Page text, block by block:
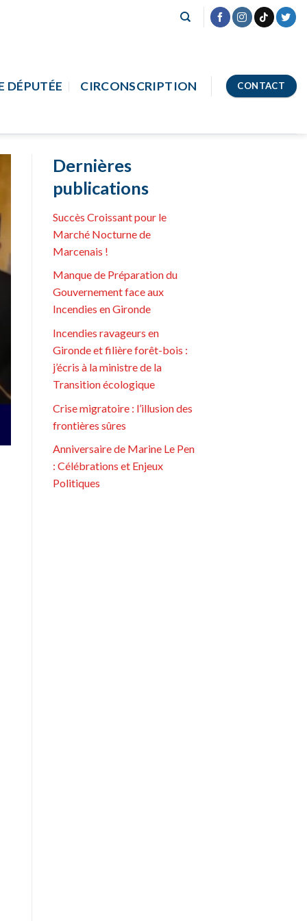
DÉPUTÉE CIRCONSCRIPTION CONTACT
Dernières
publications
Succès Croissant pour le
Marché Nocturne de
Marcenais !
Manque de Préparation du
Gouvernement face aux
Incendies en Gironde
Incendies ravageurs en
Gironde et filière forêt-bois :
j’écris à la ministre de la
Transition écologique
Crise migratoire : l’illusion des
frontières sûres
Anniversaire de Marine Le Pen
: Célébrations et Enjeux
Politiques